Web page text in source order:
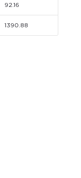
92.16
1390.88